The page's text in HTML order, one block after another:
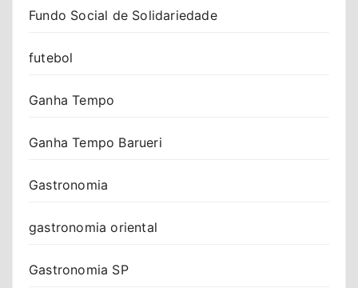
Fundo Social de Solidariedade
futebol
Ganha Tempo
Ganha Tempo Barueri
Gastronomia
gastronomia oriental
Gastronomia SP